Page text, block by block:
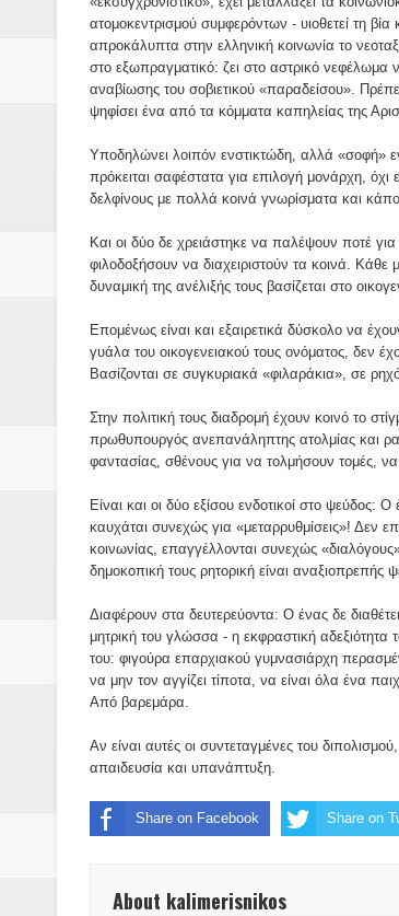
Βίντεο του
ΕΚΔΗΛΩΣΗ ΤΟΥ
ατομοκεντρισμού συμφερόντων - υιοθετεί τη
απροκάλυπτα στην ελληνική κοινωνία το
στο εξωπραγματικό: ζει στο αστρικό νεφέλωμα
αναβίωσης του σοβιετικού «παραδείσου».
ψηφίσει ένα από τα κόμματα καπηλείας της
Υποδηλώνει λοιπόν ενστικτώδη, αλλά «σοφή»
πρόκειται σαφέστατα για επιλογή μονάρχη, όχι
δελφίνους με πολλά κοινά γνωρίσματα και
Και οι δύο δε χρειάστηκε να παλέψουν ποτέ
φιλοδοξήσουν να διαχειριστούν τα κοινά.
δυναμική της ανέλιξής τους βασίζεται στο
Επομένως είναι και εξαιρετικά δύσκολο να
γυάλα του οικογενειακού τους ονόματος, δεν
Βασίζονται σε συγκυριακά «φιλαράκια», σε
Στην πολιτική τους διαδρομή έχουν κοινό το
πρωθυπουργός ανεπανάληπτης ατολμίας και
φαντασίας, σθένους για να τολμήσουν τομές,
Είναι και οι δύο εξίσου ενδοτικοί στο ψεύδος:
καυχάται συνεχώς για «μεταρρυθμίσεις»! Δεν
κοινωνίας, επαγγέλλονται συνεχώς
δημοκοπική τους ρητορική είναι
Διαφέρουν στα δευτερεύοντα: Ο ένας δε
μητρική του γλώσσα - η εκφραστική αδεξιότητα
του: φιγούρα επαρχιακού γυμνασιάρχη
να μην τον αγγίζει τίποτα, να είναι όλα ένα
Από βαρεμάρα.
Αν είναι αυτές οι συντεταγμένες του
απαιδευσία και υπανάπτυξη.
Share on Facebook Share on
About kalimerisnikos